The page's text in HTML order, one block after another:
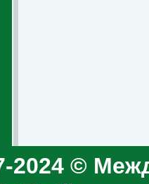
2024 ©